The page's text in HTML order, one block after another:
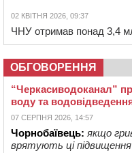
02 КВІТНЯ 2026, 09:37
ЧНУ отримав понад 3,4
ОБГОВОРЕННЯ
“Черкасиводоканал”
воду та
07 СЕРПНЯ 2026, 14:57
Чорнобаївець: якщо
врятують ці